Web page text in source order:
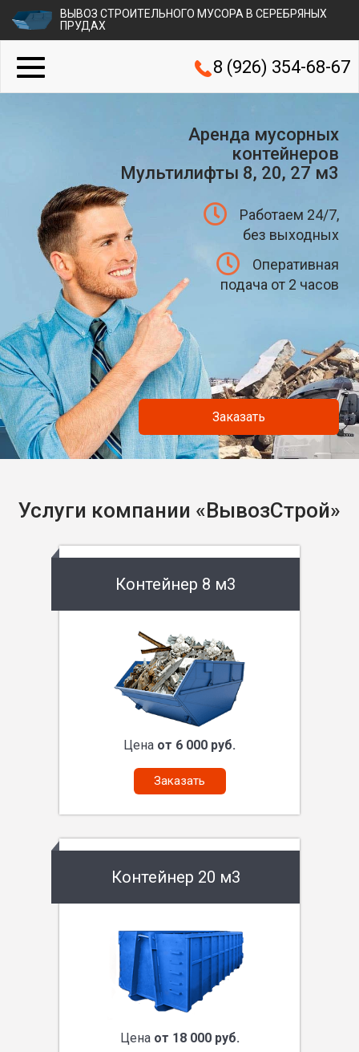
ВЫВОЗ СТРОИТЕЛЬНОГО МУСОРА В СЕРЕБРЯНЫХ
ПРУДАХ
8 (926) 354-68-67
Аренда мусорных
контейнеров
Мультилифты 8, 20, 27 м3
Работаем 24/7,
без выходных
Оперативная
подача от 2 часов
Заказать
Услуги компании «ВывозСтрой»
Контейнер 8 м3
Цена от 6 000 руб.
Заказать
Контейнер 20 м3
Цена от 18 000 руб.